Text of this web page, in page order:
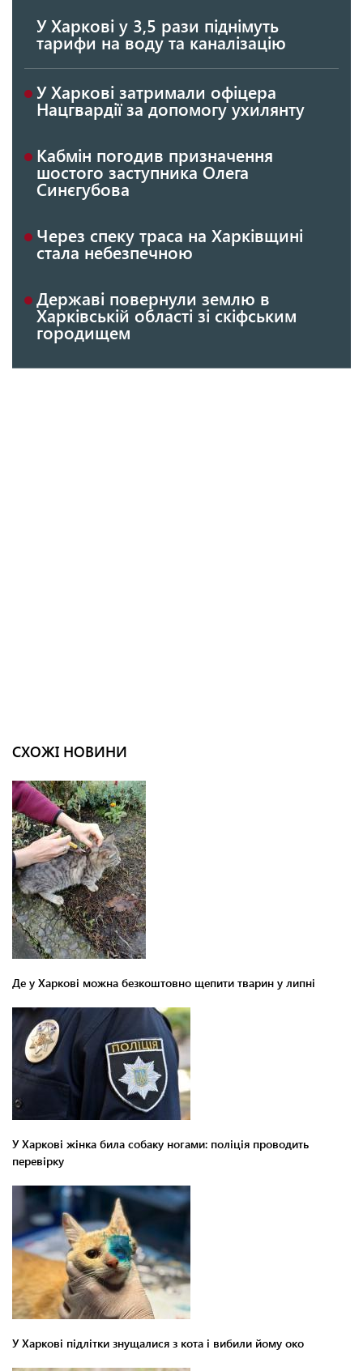
У Харкові у 3,5 рази піднімуть
тарифи на воду та каналізацію
У Харкові затримали офіцера
Нацгвардії за допомогу ухилянту
Кабмін погодив призначення
шостого заступника Олега
Синєгубова
Через спеку траса на Харківщині
стала небезпечною
Державі повернули землю в
Харківській області зі скіфським
городищем
СХОЖІ НОВИНИ
Де у Харкові можна безкоштовно щепити тварин у липні
У Харкові жінка била собаку ногами: поліція проводить
перевірку
У Харкові підлітки знущалися з кота і вибили йому око